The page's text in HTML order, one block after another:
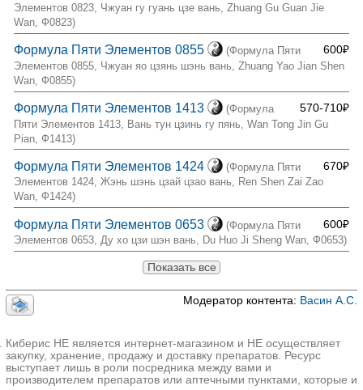
Элементов 0823, Чжуан гу гуань цзе вань, Zhuang Gu Guan Jie
Wan, Ф0823)
600₽
Формула Пяти Элементов 0855
(Формула Пяти
Элементов 0855, Чжуан яо цзянь шэнь вань, Zhuang Yao Jian Shen
Wan, Ф0855)
570-710₽
Формула Пяти Элементов 1413
(Формула
Пяти Элементов 1413, Вань тун цзинь гу пянь, Wan Tong Jin Gu
Pian, Ф1413)
670₽
Формула Пяти Элементов 1424
(Формула Пяти
Элементов 1424, Жэнь шэнь цзай цзао вань, Ren Shen Zai Zao
Wan, Ф1424)
600₽
Формула Пяти Элементов 0653
(Формула Пяти
Элементов 0653, Ду хо цзи шэн вань, Du Huo Ji Sheng Wan, Ф0653)
Показать все
Модератор контента: Васин А.С.
Киберис НЕ является интернет-магазином и НЕ осуществляет
закупку, хранение, продажу и доставку препаратов. Ресурс
выступает лишь в роли посредника между вами и
производителем препаратов или аптечными пунктами, которые и